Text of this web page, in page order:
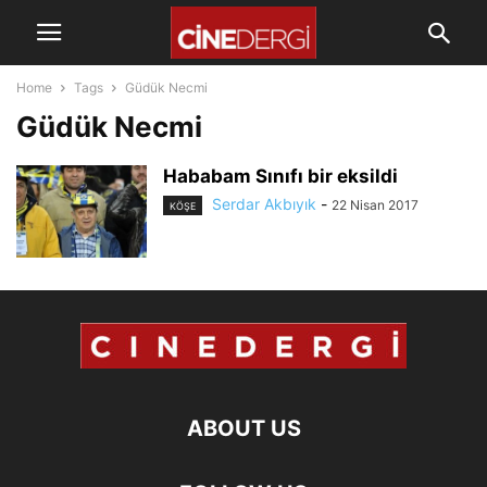
Home Tags Güdük Necmi
Güdük Necmi
Hababam Sınıfı bir eksildi
KÖŞE Serdar Akbıyık - 22 Nisan 2017
ABOUT US